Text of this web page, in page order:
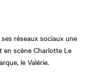
réseaux sociaux une
en scène Charlotte Le
le Valérie.